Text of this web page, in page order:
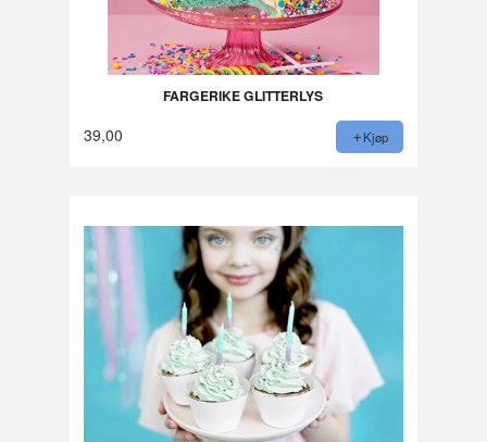
FARGERIKE GLITTERLYS
39,00 Kjøp